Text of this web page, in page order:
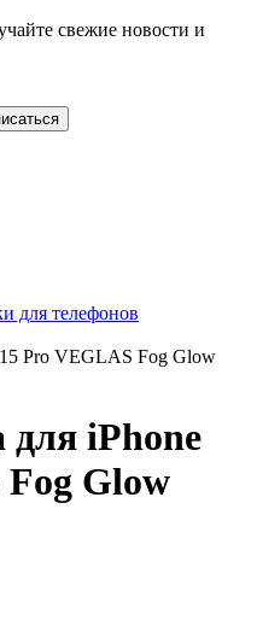
свежие новости и
для телефонов
Pro VEGLAS Fog Glow
для iPhone
Glow